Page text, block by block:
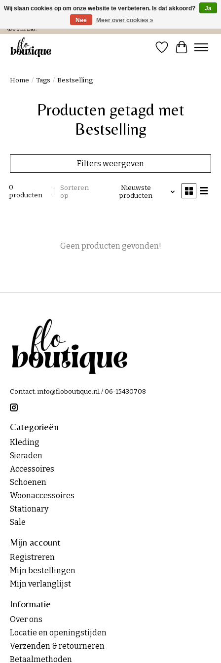
Verzending in NL € 4,99 en gratis bij een bestelling > € 100 of afhalen in de winkel
(Do t/m Za).
Verlanglijst
Home / Tags / Bestselling
Producten getagd met
Bestselling
Filters weergeven
0
producten
Sorteren
op
Nieuwste
producten
Geen producten gevonden!
Contact: info@floboutique.nl/ 06-15430708
Categorieën
Kleding
Sieraden
Accessoires
Schoenen
Woonaccessoires
Stationary
Sale
Mijn account
Registreren
Mijn bestellingen
Mijn verlanglijst
Informatie
Over ons
Locatie en openingstijden
Verzenden & retourneren
Betaalmethoden
Wij slaan cookies op om onze website te verbeteren. Is dat akkoord?
Ja
Nee
Meer over cookies »